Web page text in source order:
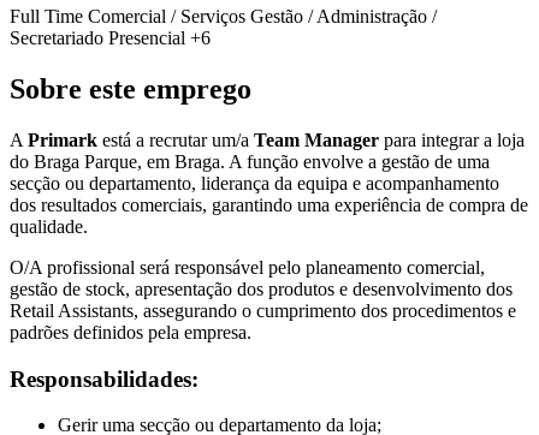
Full Time Comercial / Serviços Gestão / Administração /
Secretariado Presencial +6
Sobre este emprego
A Primark está a recrutar um/a Team Manager para integrar a loja
do Braga Parque, em Braga. A função envolve a gestão de uma
secção ou departamento, liderança da equipa e acompanhamento
dos resultados comerciais, garantindo uma experiência de compra de
qualidade.
O/A profissional será responsável pelo planeamento comercial,
gestão de stock, apresentação dos produtos e desenvolvimento dos
Retail Assistants, assegurando o cumprimento dos procedimentos e
padrões definidos pela empresa.
Responsabilidades:
Gerir uma secção ou departamento da loja;